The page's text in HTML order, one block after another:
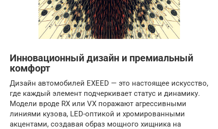
Инновационный дизайн и премиальный
комфорт
Дизайн автомобилей EXEED — это настоящее искусство,
где каждый элемент подчеркивает статус и динамику.
Модели вроде RX или VX поражают агрессивными
линиями кузова, LED-оптикой и хромированными
акцентами, создавая образ мощного хищника на